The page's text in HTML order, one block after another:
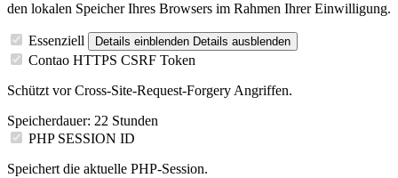
den lokalen Speicher Ihres Browsers im Rahmen Ihrer Einwilligung.
Essenziell Details einblenden Details ausblenden
Contao HTTPS CSRF Token
Schützt vor Cross-Site-Request-Forgery Angriffen.
Speicherdauer: 22 Stunden
PHP SESSION ID
Speichert die aktuelle PHP-Session.